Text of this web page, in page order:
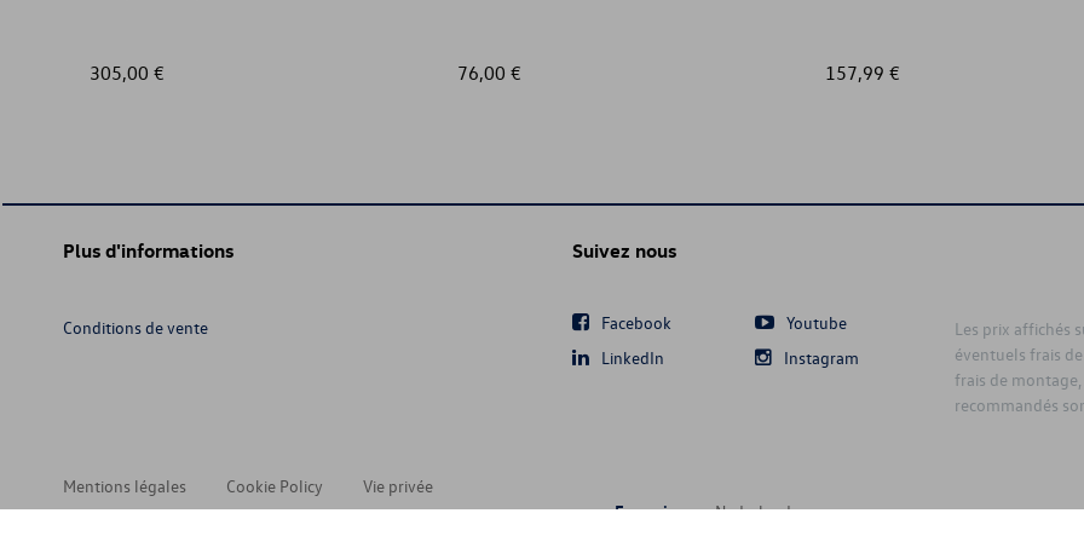
305,00 € 76,00 € 157,99 €
Plus d'informations
Conditions de vente
Suivez nous
Facebook
Youtube
LinkedIn
Instagram
Les prix affichés
éventuels frais
frais de
recommandés
Mentions légales Cookie Policy
Vie privée
Français
Nederlands